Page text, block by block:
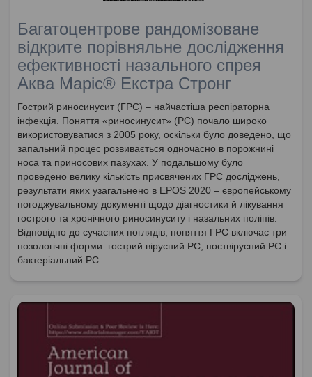
Багатоцентрове рандомізоване
відкрите порівняльне дослідження
ефективності назального спрея
Аква Маріс® Екстра Стронг
Гострий риносинусит (ГРС) – найчастіша респіраторна
інфекція. Поняття «риносинусит» (РС) почало широко
використовуватися з 2005 року, оскільки було доведено, що
запальний процес розвивається одночасно в порожнині
носа та приносових пазухах. У подальшому було
проведено велику кількість присвячених ГРС досліджень,
результати яких узагальнено в EPOS 2020 – європейському
погоджувальному документі щодо діагностики й лікування
гострого та хронічного риносинуситу і назальних поліпів.
Відповідно до сучасних поглядів, поняття ГРС включає три
нозологічні форми: гострий вірусний РС, поствірусний РС і
бактеріальний РС.